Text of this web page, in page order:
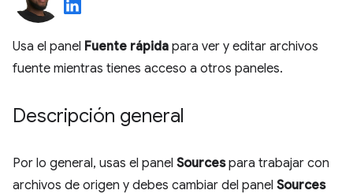
Usa el panel Fuente rápida para ver y editar archivos
fuente mientras tienes acceso a otros paneles.
Descripción general
Por lo general, usas el panel Sourcespara trabajar con
archivos de origen y debes cambiar del panel Sources